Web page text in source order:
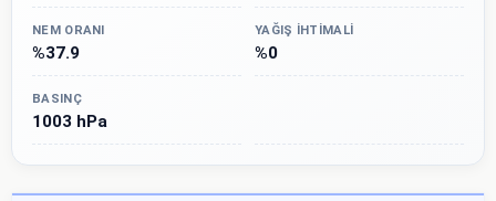
NEM ORANI
%37.9
YAĞIŞ İHTIMALI
%0
BASINÇ
1003 hPa